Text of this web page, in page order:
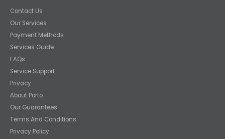
Contact Us
Our Services
Payment Methods
Services Guide
FAQs
Service Support
Privacy
About Porto
Our Guarantees
Terms And Conditions
Privacy Policy